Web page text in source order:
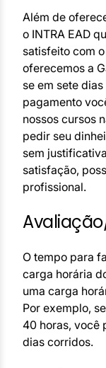
Além de
o INTRA EAD
satisfeito com
oferecemos a
se em sete
pagamento
nossos cursos
pedir seu
sem
satisfação,
profissional.
O tempo para
carga horária
uma carga
Por exemplo,
40 horas, você
dias corridos.